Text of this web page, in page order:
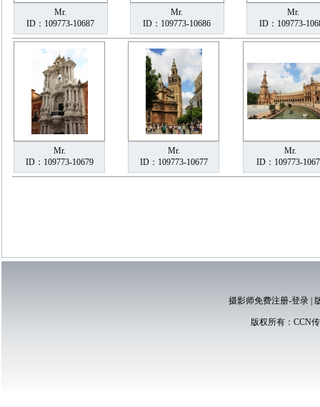
Mr.
ID：109773-10687
Mr.
ID：109773-10686
Mr.
ID：109773-
Mr.
ID：109773-10679
Mr.
ID：109773-10677
Mr.
ID：109773-
摄影师免费注册-登录|
版权所有： CCN